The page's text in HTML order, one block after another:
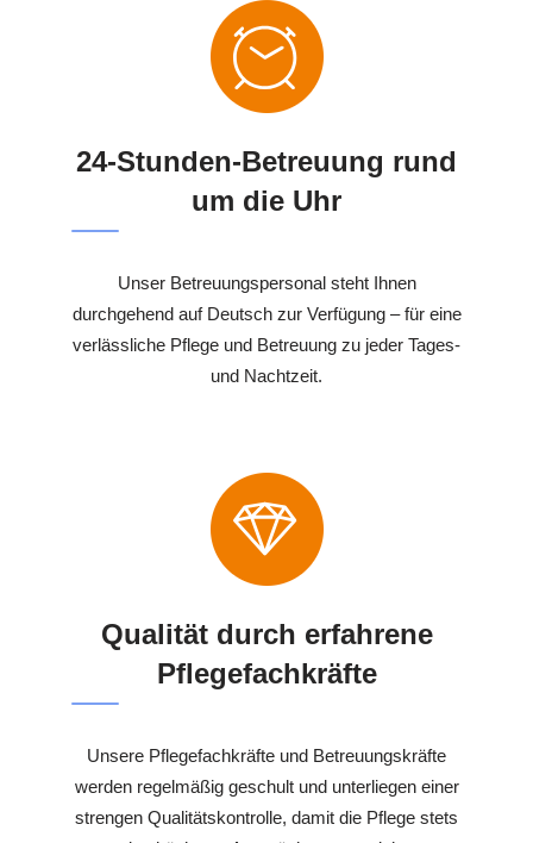
24-Stunden-Betreuung rund
um die Uhr
Unser Betreuungspersonal steht Ihnen
durchgehend auf Deutsch zur Verfügung – für eine
verlässliche Pflege und Betreuung zu jeder Tages-
und Nachtzeit.
Qualität durch erfahrene
Pflegefachkräfte
Unsere Pflegefachkräfte und Betreuungskräfte
werden regelmäßig geschult und unterliegen einer
strengen Qualitätskontrolle, damit die Pflege stets